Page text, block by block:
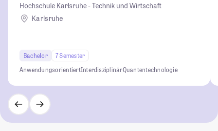
Hochschule Karlsruhe - Technik und Wirtschaft
Karlsruhe
Bachelor
7 Semester
AnwendungsorientiertInterdisziplinärQuantentechnologie